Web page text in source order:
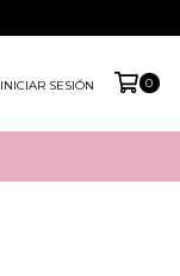
INICIAR SESIÓN 0